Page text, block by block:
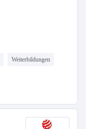
Weiterbildungen